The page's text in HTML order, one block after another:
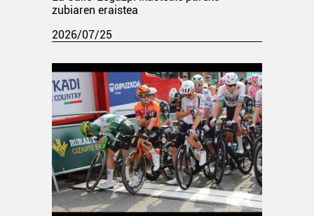
zubiaren eraistea
2026/07/25